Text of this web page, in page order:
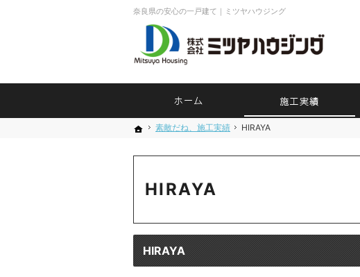
ホーム
素敵だね、施工実績 HIRAYA
HIRAYA
奈良県の安心の一戸建て｜ミツヤハウジング
HIRAYA
ホーム
素敵だね、施工実績 HIRAYA